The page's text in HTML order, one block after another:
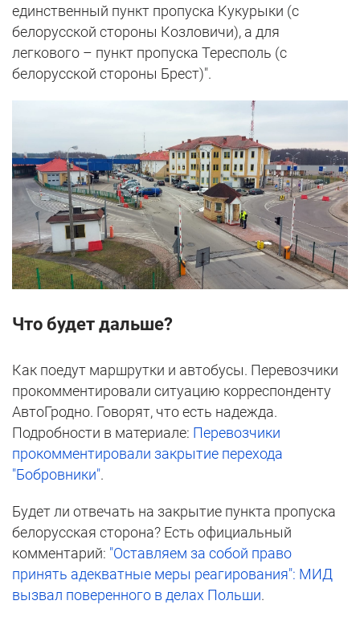
единственный пункт пропуска Кукурыки (с
белорусской стороны Козловичи), а для
легкового – пункт пропуска Тересполь (с
белорусской стороны Брест)".
Что будет дальше?
Как поедут маршрутки и автобусы. Перевозчики
прокомментировали ситуацию корреспонденту
АвтоГродно. Говорят, что есть надежда.
Подробности в материале: Перевозчики
прокомментировали закрытие перехода
"Бобровники".
Будет ли отвечать на закрытие пункта пропуска
белорусская сторона? Есть официальный
комментарий: "Оставляем за собой право
принять адекватные меры реагирования": МИД
вызвал поверенного в делах Польши.